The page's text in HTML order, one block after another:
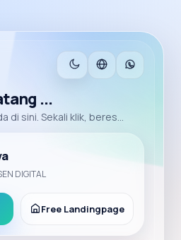
...
di sini. Sekali klik, beres...
DIGITAL
Free Landingpage